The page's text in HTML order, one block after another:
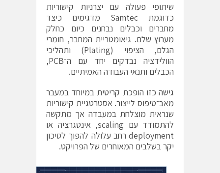
שיתופי פעולה עם יצרניות קישוריות
כדוגמת Samtec מדגימים כיצד
מחברים וכבלים נבחנים כיום כחלק
מערוץ שלם. גיאומטריית המחבר, חומרי
הגלם, הציפוי (Plating) ותהליכי
הוולידציה נבדקים יחד עם ה־PCB,
הכבלים ותנאי העבודה האמיתיים.
גישה כזו הופכת קריטית במיוחד במעבר
מאב־טיפוס לייצור. אסטרטגיית קישוריות
שנראית מוצלחת במעבדה אך מתקשה
להתמודד עם scaling, אינטגרציה או
deployment רחב עלולה להפוך לסיכון
יקר בשלבים המאוחרים של הפרויקט.